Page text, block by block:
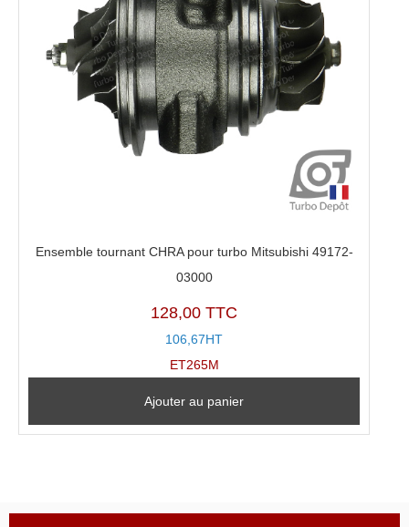
Ensemble tournant CHRA pour turbo Mitsubishi 49172-
03000
128,00 TTC
106,67HT
ET265M
Ajouter au panier